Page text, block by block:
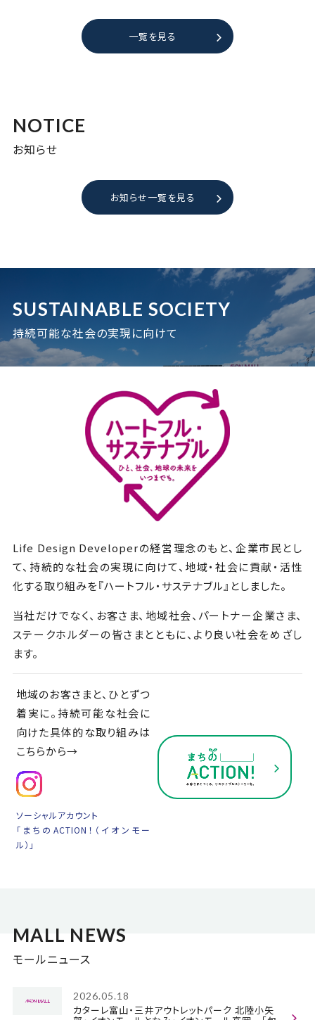
一覧を見る
NOTICE
お知らせ
お知らせ一覧を見る
SUSTAINABLE SOCIETY
持続可能な社会の実現に向けて
Life Design Developerの経営理念のもと、企業市民とし
て、持続的な社会の実現に向けて、地域・社会に貢献・活性
化する取り組みを『ハートフル・サステナブル』としました。
当社だけでなく、お客さま、地域社会、パートナー企業さま、
ステークホルダーの皆さまとともに、より良い社会をめざし
ます。
地域のお客さまと、ひとずつ
着実に。 持続可能な社会に
向けた具体的な取り組みは
こちらから→
ソーシャルアカウント
「まちのACTION！（イオンモー
ル）」
MALL NEWS
モールニュース
2026.05.18
カターレ富山・三井アウトレットパーク 北陸小矢